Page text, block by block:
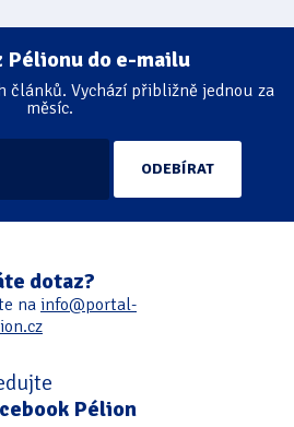
Pélionu do e-mailu
článků. Vychází přibližně jednou za
měsíc.
dotaz?
na info@portal-
Pélion